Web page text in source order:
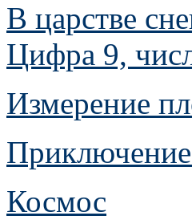
В царстве
Цифра 9,
Измерение
Космос